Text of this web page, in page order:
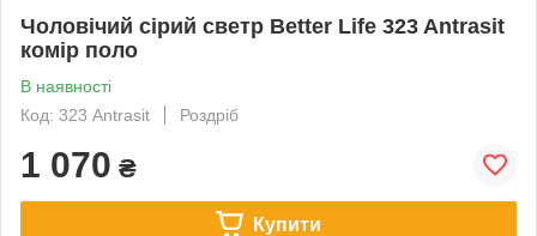
Чоловічий сірий светр Better Life 323 Antrasit
комір поло
В наявності
Код: 323 Antrasit
Роздріб
1 070 ₴
Купити